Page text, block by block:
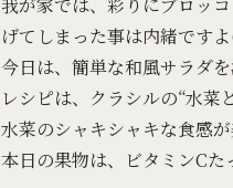
げてしまった事は内緒です
今日は、簡単な和風サラダ
レシピは、クラシルの“水菜
水菜のシャキシャキな食感
本日の果物は、ビタミンC